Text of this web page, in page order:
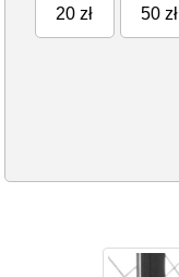
20 zł 50 zł